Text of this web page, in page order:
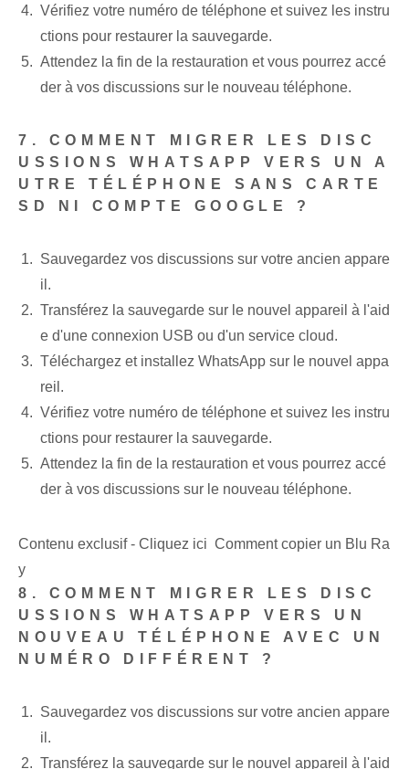
Vérifiez votre numéro de téléphone et suivez les instru
ctions pour restaurer la sauvegarde.
Attendez la fin de la restauration et vous pourrez accé
der à vos discussions sur le nouveau téléphone.
7. COMMENT MIGRER LES DISC
USSIONS WHATSAPP VERS UN A
UTRE TÉLÉPHONE SANS CARTE
SD NI COMPTE GOOGLE ?
Sauvegardez vos discussions sur votre ancien appare
il.
Transférez la sauvegarde sur le nouvel appareil à l'aid
e d'une connexion USB ou d'un service cloud.
Téléchargez et installez WhatsApp sur le nouvel appa
reil.
Vérifiez votre numéro de téléphone et suivez les instru
ctions pour restaurer la sauvegarde.
Attendez la fin de la restauration et⁣ vous pourrez accé
der à vos discussions sur le nouveau téléphone.
Contenu exclusif - Cliquez ici Comment copier un Blu Ra
y
8. COMMENT MIGRER LES DISC
USSIONS WHATSAPP VERS UN
NOUVEAU TÉLÉPHONE AVEC UN
NUMÉRO DIFFÉRENT ?
Sauvegardez vos discussions sur votre ancien appare
il.
Transférez la sauvegarde sur le nouvel appareil à l'aid